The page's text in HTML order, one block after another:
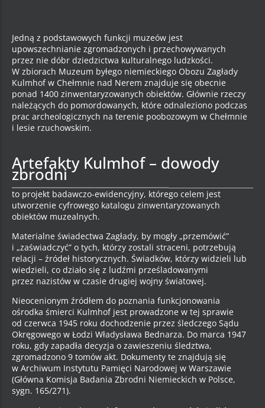
Jedną z podstawowych funkcji muzeów jest
upowszechnianie zgromadzonych i przechowywanych
przez nie dóbr dziedzictwa kulturalnego ludzkości.
W zbiorach Muzeum byłego niemieckiego Obozu Zagłady
Kulmhof w Chełmnie nad Nerem znajduje się obecnie
ponad 1400 zinwentaryzowanych obiektów. Głównie rzeczy
należących do pomordowanych, które odnaleziono podczas
prac archeologicznych na terenie poobozowym w Chełmnie
i lesie rzuchowskim.
Artefakty Kulmhof – dowody
zbrodni
to projekt badawczo-ewidencyjny, którego celem jest
utworzenie cyfrowego katalogu zinwentaryzowanych
obiektów muzealnych.
Materialne świadectwa Zagłady, by mogły „przemówić”
i „zaświadczyć” o tych, którzy zostali straceni, potrzebują
relacji – źródeł historycznych. Świadków, którzy widzieli lub
wiedzieli, co działo się z ludźmi prześladowanymi
przez nazistów w czasie drugiej wojny światowej.
Nieocenionym źródłem do poznania funkcjonowania
ośrodka śmierci Kulmhof jest prowadzone w tej sprawie
od czerwca 1945 roku dochodzenie przez śledczego Sądu
Okręgowego w Łodzi Władysława Bednarza. Do marca 1947
roku, gdy zapadła decyzja o zawieszeniu śledztwa,
zgromadzono 9 tomów akt. Dokumenty te znajdują się
w Archiwum Instytutu Pamięci Narodowej w Warszawie
(Główna Komisja Badania Zbrodni Niemieckich w Polsce,
sygn. 165/271).